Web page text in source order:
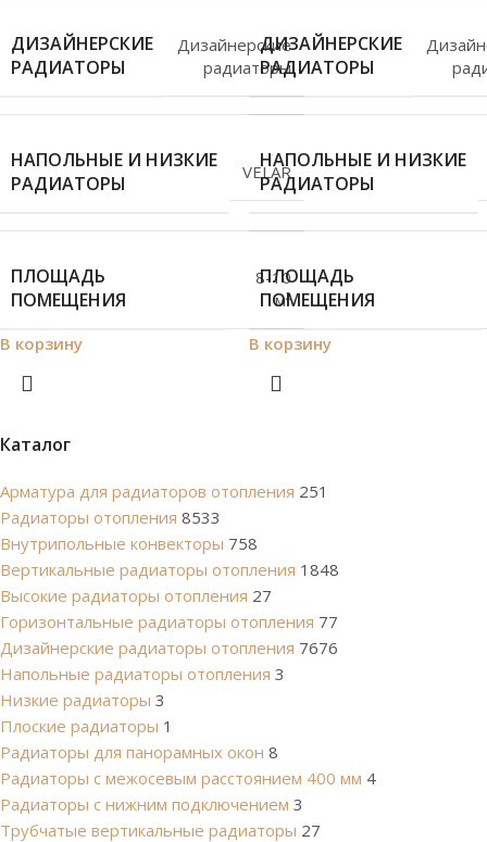
Каталог
Арматура для радиаторов отопления 251
Радиаторы отопления 8533
Внутрипольные конвекторы 758
Вертикальные радиаторы отопления 1848
Высокие радиаторы отопления 27
Горизонтальные радиаторы отопления 77
Дизайнерские радиаторы отопления 7676
Напольные радиаторы отопления 3
Низкие радиаторы 3
Плоские радиаторы 1
Радиаторы для панорамных окон 8
Радиаторы с межосевым расстоянием 400 мм 4
Радиаторы с нижним подключением 3
Трубчатые вертикальные радиаторы 27
ДИЗАЙНЕРСКИЕ
РАДИАТОРЫ
Дизайнерские
радиаторы
НАПОЛЬНЫЕ И НИЗКИЕ
РАДИАТОРЫ
VELAR
ПЛОЩАДЬ
ПОМЕЩЕНИЯ
8-10
м²
В корзину
ДИЗАЙНЕРСКИЕ
РАДИАТОРЫ
НАПОЛЬНЫЕ И НИЗКИЕ
РАДИАТОРЫ
ПЛОЩАДЬ
ПОМЕЩЕНИЯ
В корзину